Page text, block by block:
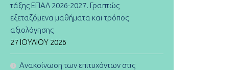
τάξης ΕΠΑΛ 2026-2027. Γραπτώς
εξεταζόμενα μαθήματα και τρόπος
αξιολόγησης
27 ΙΟΥΛΊΟΥ 2026
Ανακοίνωση των επιτυχόντων στις